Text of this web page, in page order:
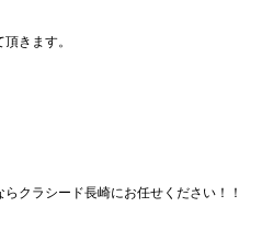
きます。
クラシード長崎にお任せください！！